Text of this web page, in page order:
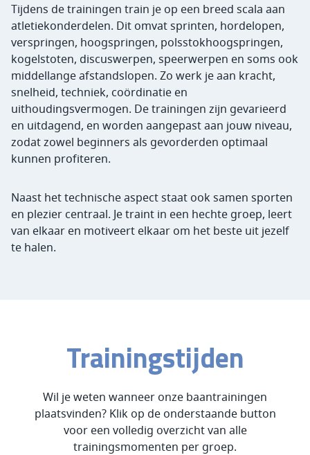
Tijdens de trainingen train je op een breed scala aan
atletiekonderdelen. Dit omvat sprinten, hordelopen,
verspringen, hoogspringen, polsstokhoogspringen,
kogelstoten, discuswerpen, speerwerpen en soms ook
middellange afstandslopen. Zo werk je aan kracht,
snelheid, techniek, coördinatie en
uithoudingsvermogen. De trainingen zijn gevarieerd
en uitdagend, en worden aangepast aan jouw niveau,
zodat zowel beginners als gevorderden optimaal
kunnen profiteren.
Naast het technische aspect staat ook samen sporten
en plezier centraal. Je traint in een hechte groep, leert
van elkaar en motiveert elkaar om het beste uit jezelf
te halen.
Trainingstijden
Wil je weten wanneer onze baantrainingen
plaatsvinden? Klik op de onderstaande button
voor een volledig overzicht van alle
trainingsmomenten per groep.